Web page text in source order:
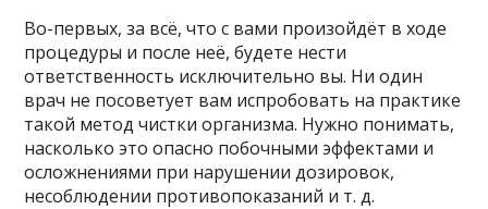
Во-первых, за всё, что с вами произойдёт в ходе
процедуры и после неё, будете нести
ответственность исключительно вы. Ни один
врач не посоветует вам испробовать на практике
такой метод чистки организма. Нужно понимать,
насколько это опасно побочными эффектами и
осложнениями при нарушении дозировок,
несоблюдении противопоказаний и т. д.